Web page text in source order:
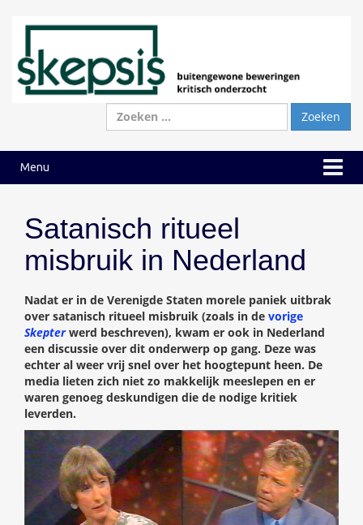
Zoeken
naar:
Menu
Satanisch ritueel
misbruik in Nederland
Nadat er in de Verenigde Staten morele paniek uitbrak
over satanisch ritueel misbruik (zoals in de vorige
Skepterwerd beschreven), kwam er ook in Nederland
een discussie over dit onderwerp op gang. Deze was
echter al weer vrij snel over het hoogtepunt heen. De
media lieten zich niet zo makkelijk meeslepen en er
waren genoeg deskundigen die de nodige kritiek
leverden.